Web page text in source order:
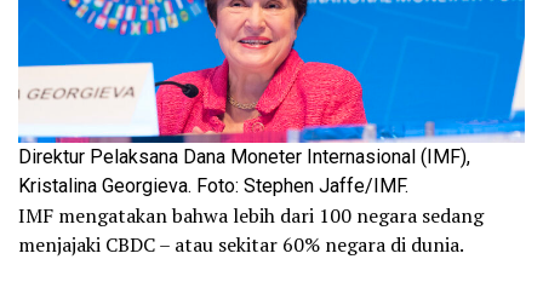
Direktur Pelaksana Dana Moneter Internasional (IMF),
Kristalina Georgieva. Foto: Stephen Jaffe/IMF.
IMF mengatakan bahwa lebih dari 100 negara sedang
menjajaki CBDC – atau sekitar 60% negara di dunia.